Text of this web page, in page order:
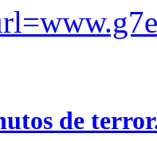
de